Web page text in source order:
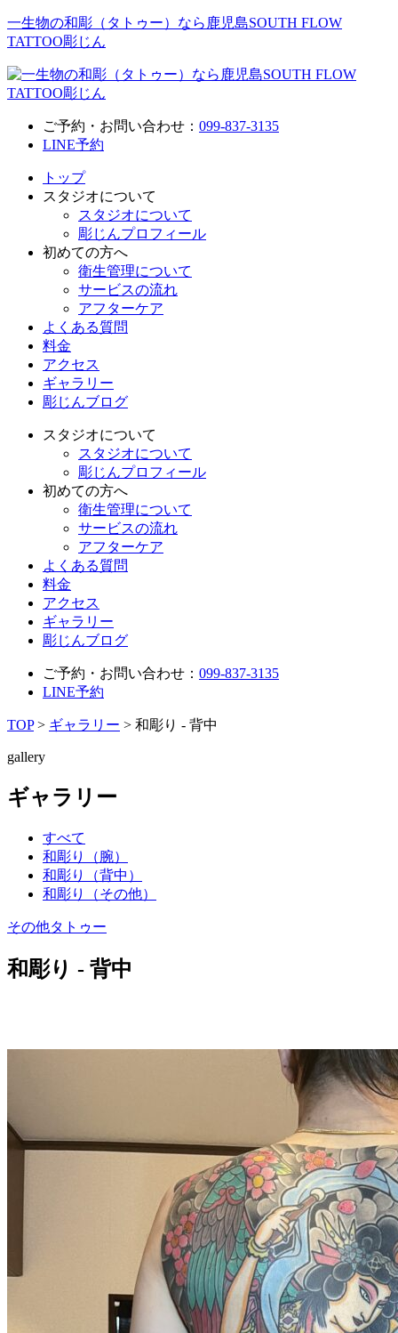
一生物の和彫（タトゥー）なら鹿児島SOUTH FLOW
TATTOO彫じん
ご予約・お問い合わせ： 099-837-3135
LINE予約
トップ
スタジオについて
スタジオについて
彫じんプロフィール
初めての方へ
衛生管理について
サービスの流れ
アフターケア
よくある質問
料金
アクセス
ギャラリー
彫じんブログ
スタジオについて
スタジオについて
彫じんプロフィール
初めての方へ
衛生管理について
サービスの流れ
アフターケア
よくある質問
料金
アクセス
ギャラリー
彫じんブログ
ご予約・お問い合わせ： 099-837-3135
LINE予約
TOP> ギャラリー > 和彫り - 背中
gallery
ギャラリー
すべて
和彫り（腕）
和彫り（背中）
和彫り（その他）
その他タトゥー
和彫り - 背中